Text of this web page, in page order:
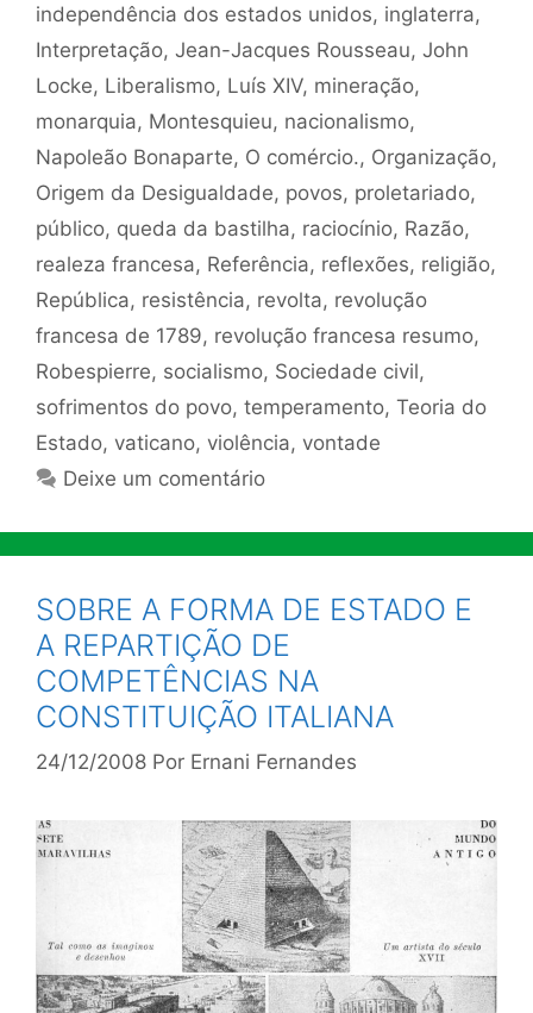
independência dos estados unidos, inglaterra,
Interpretação, Jean-Jacques Rousseau, John
Locke, Liberalismo, Luís XIV, mineração,
monarquia, Montesquieu, nacionalismo,
Napoleão Bonaparte, O comércio., Organização,
Origem da Desigualdade, povos, proletariado,
público, queda da bastilha, raciocínio, Razão,
realeza francesa, Referência, reflexões, religião,
República, resistência, revolta, revolução
francesa de 1789, revolução francesa resumo,
Robespierre, socialismo, Sociedade civil,
sofrimentos do povo, temperamento, Teoria do
Estado, vaticano, violência, vontade
Deixe um comentário
SOBRE A FORMA DE ESTADO E
A REPARTIÇÃO DE
COMPETÊNCIAS NA
CONSTITUIÇÃO ITALIANA
24/12/2008 Por Ernani Fernandes